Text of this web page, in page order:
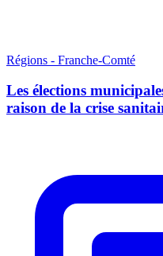
Régions - Franche-Comté
Les élections
raison de la crise